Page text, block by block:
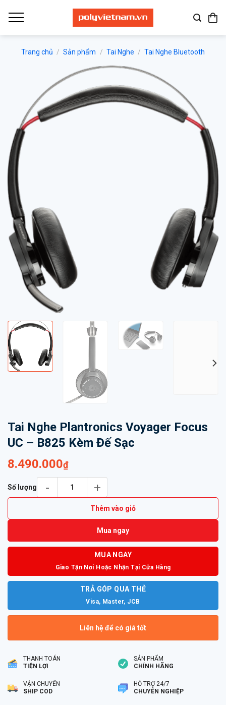
qua
Trang chủ / Sản phẩm / Tai Nghe / Tai Nghe Bluetooth
Tai Nghe Plantronics Voyager Focus
UC – B825 Kèm Đế Sạc
8.490.000₫
Số lượng
Thêm vào giỏ
Mua ngay
MUA NGAY
Giao Tận Nơi Hoặc Nhận Tại Cửa Hàng
TRẢ GÓP QUA THẺ
Visa, Master, JCB
Liên hệ để có giá tốt
THANH TOÁN
TIỆN LỢI
SẢN PHẨM
CHÍNH HÃNG
VẬN CHUYỂN
SHIP COD
HỖ TRỢ 24/7
CHUYÊN NGHIỆP